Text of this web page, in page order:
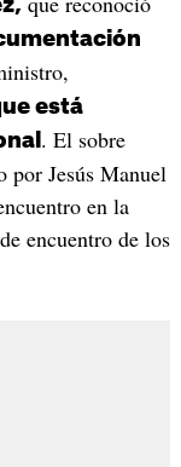
está
. El sobre
por Jesús Manuel
en la
encuentro de los